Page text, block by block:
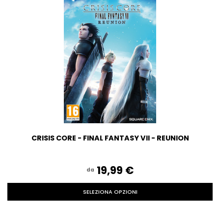
CRISIS CORE - FINAL FANTASY VII - REUNION
da 19,99‎ ‎€
SELEZIONA OPZIONI